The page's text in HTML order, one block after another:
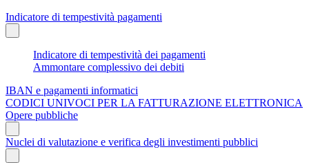
Indicatore di tempestività pagamenti
Indicatore di tempestività dei pagamenti
Ammontare complessivo dei debiti
IBAN e pagamenti informatici
CODICI UNIVOCI PER LA FATTURAZIONE ELETTRONICA
Opere pubbliche
Nuclei di valutazione e verifica degli investimenti pubblici